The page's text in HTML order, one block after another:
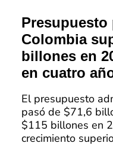
Presupuesto
Colombia
billones en
en cuatro
El presupuesto
pasó de $71,6
$115 billones en
crecimiento